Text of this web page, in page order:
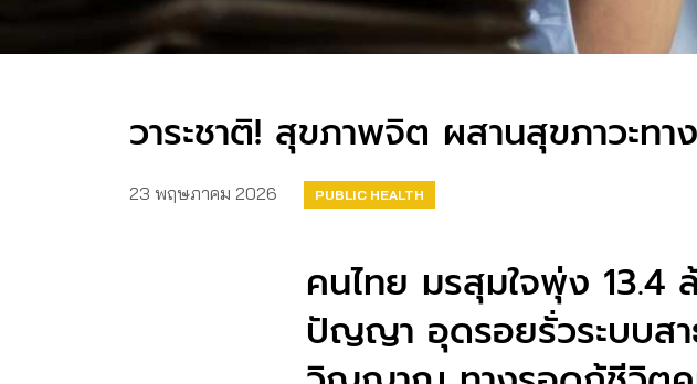
วาระชาติ! สุขภาพจิต ผสานสุขภาวะ
23 พฤษภาคม 2026
PUBLIC HEALTH
คนไทย มรสุมใจพุ่ง 13.4
ปัญญา อุดรอยรั่วระบบส